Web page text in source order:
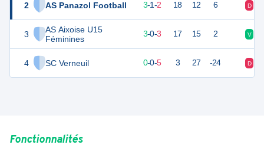
2 AS Panazol Football
3
AS Aixoise U15
Féminines
4 SC Verneuil
10 6 3-1-2 18 12 6 D
3-0-3 17 15 2 V
0-0-5 3 27 -24 D
Fonctionnalités